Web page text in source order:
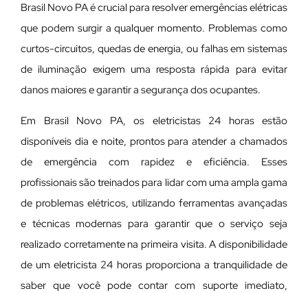
Brasil Novo PA é crucial para resolver emergências elétricas
que podem surgir a qualquer momento. Problemas como
curtos-circuitos, quedas de energia, ou falhas em sistemas
de iluminação exigem uma resposta rápida para evitar
danos maiores e garantir a segurança dos ocupantes.
Em Brasil Novo PA, os eletricistas 24 horas estão
disponíveis dia e noite, prontos para atender a chamados
de emergência com rapidez e eficiência. Esses
profissionais são treinados para lidar com uma ampla gama
de problemas elétricos, utilizando ferramentas avançadas
e técnicas modernas para garantir que o serviço seja
realizado corretamente na primeira visita. A disponibilidade
de um eletricista 24 horas proporciona a tranquilidade de
saber que você pode contar com suporte imediato,